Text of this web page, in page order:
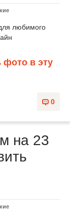
любимого
фото в эту
0
на 23